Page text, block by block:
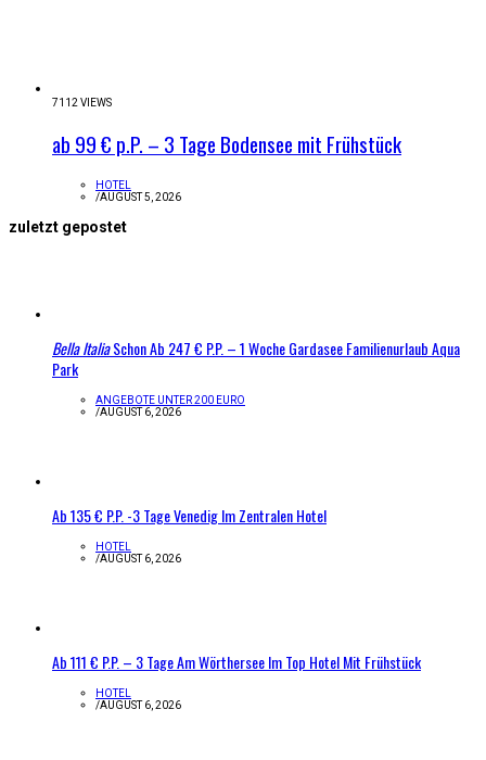
7112 VIEWS
ab 99 € p.P. – 3 Tage Bodensee mit Frühstück
HOTEL
/AUGUST 5, 2026
zuletzt gepostet
Bella ItaliaSchon Ab 247 € P.P. – 1 Woche Gardasee Familienurlaub Aqua
Park
ANGEBOTE UNTER 200 EURO
/AUGUST 6, 2026
Ab 135 € P.P. -3 Tage Venedig Im Zentralen Hotel
HOTEL
/AUGUST 6, 2026
Ab 111 € P.P. – 3 Tage Am Wörthersee Im Top Hotel Mit Frühstück
HOTEL
/AUGUST 6, 2026